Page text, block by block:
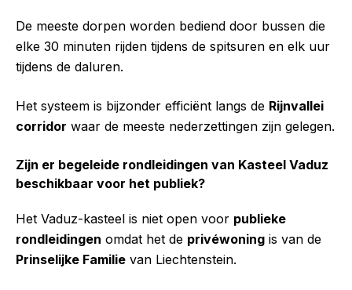
De meeste dorpen worden bediend door bussen die
elke 30 minuten rijden tijdens de spitsuren en elk uur
tijdens de daluren.
Het systeem is bijzonder efficiënt langs de Rijnvallei
corridor waar de meeste nederzettingen zijn gelegen.
Zijn er begeleide rondleidingen van Kasteel Vaduz
beschikbaar voor het publiek?
Het Vaduz-kasteel is niet open voor publieke
rondleidingen omdat het de privéwoning is van de
Prinselijke Familie van Liechtenstein.